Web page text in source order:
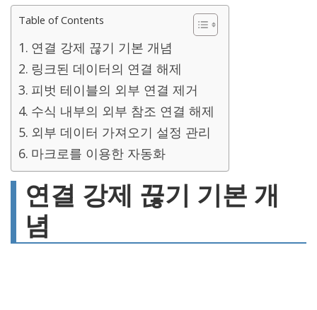
Table of Contents
연결 강제 끊기 기본 개념
링크된 데이터의 연결 해제
피벗 테이블의 외부 연결 제거
수식 내부의 외부 참조 연결 해제
외부 데이터 가져오기 설정 관리
마크로를 이용한 자동화
연결 강제 끊기 기본 개
념